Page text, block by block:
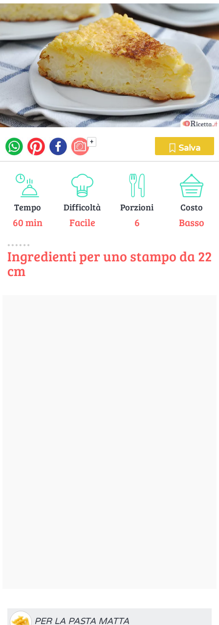
+
Salva
Tempo
60 min
Difficoltà
Facile
Porzioni
6
Costo
Basso
Ingredienti per uno stampo da 22
cm
PER LA PASTA MATTA